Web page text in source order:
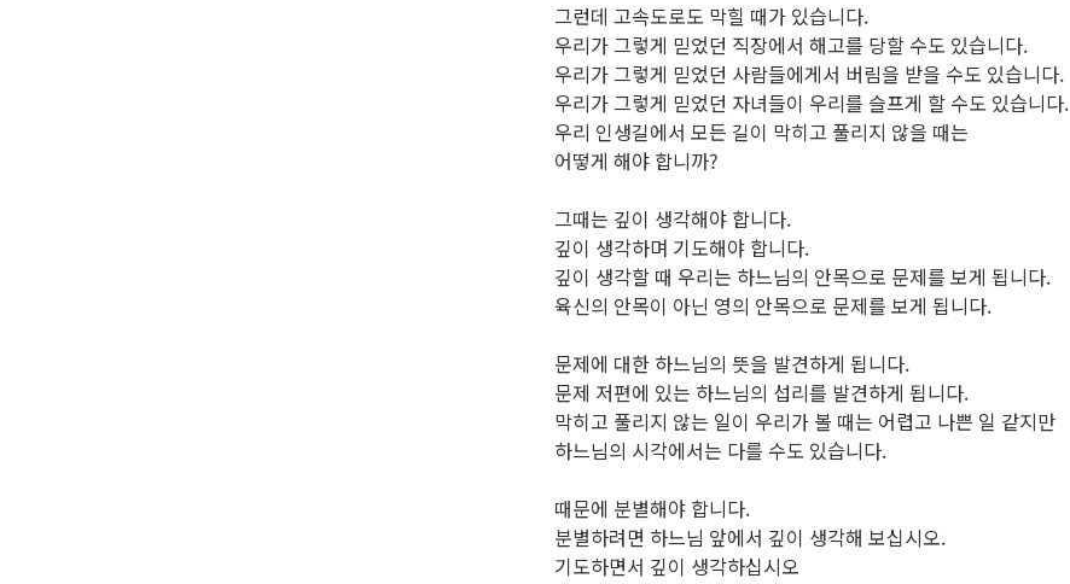
그런데 고속도로도 막힐 때가 있습니다.
우리가 그렇게 믿었던 직장에서 해고를 당할 수도 있습니다.
우리가 그렇게 믿었던 사람들에게서 버림을 받을 수도 있습니다.
우리가 그렇게 믿었던 자녀들이 우리를 슬프게 할 수도 있습니다.
우리 인생길에서 모든 길이 막히고 풀리지 않을 때는
어떻게 해야 합니까?
그때는 깊이 생각해야 합니다.
깊이 생각하며 기도해야 합니다.
깊이 생각할 때 우리는 하느님의 안목으로 문제를 보게 됩니다.
육신의 안목이 아닌 영의 안목으로 문제를 보게 됩니다.
문제에 대한 하느님의 뜻을 발견하게 됩니다.
문제 저편에 있는 하느님의 섭리를 발견하게 됩니다.
막히고 풀리지 않는 일이 우리가 볼 때는 어렵고 나쁜 일 같지만
하느님의 시각에서는 다를 수도 있습니다.
때문에 분별해야 합니다.
분별하려면 하느님 앞에서 깊이 생각해 보십시오.
기도하면서 깊이 생각하십시오